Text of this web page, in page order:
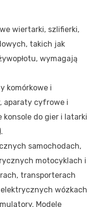
wiertarki, szlifierki,
takich jak
wymagają
komórkowe i
aparaty cyfrowe i
konsole do gier i latarki
samochodach,
motocyklach i
transporterach
wózkach
Modele